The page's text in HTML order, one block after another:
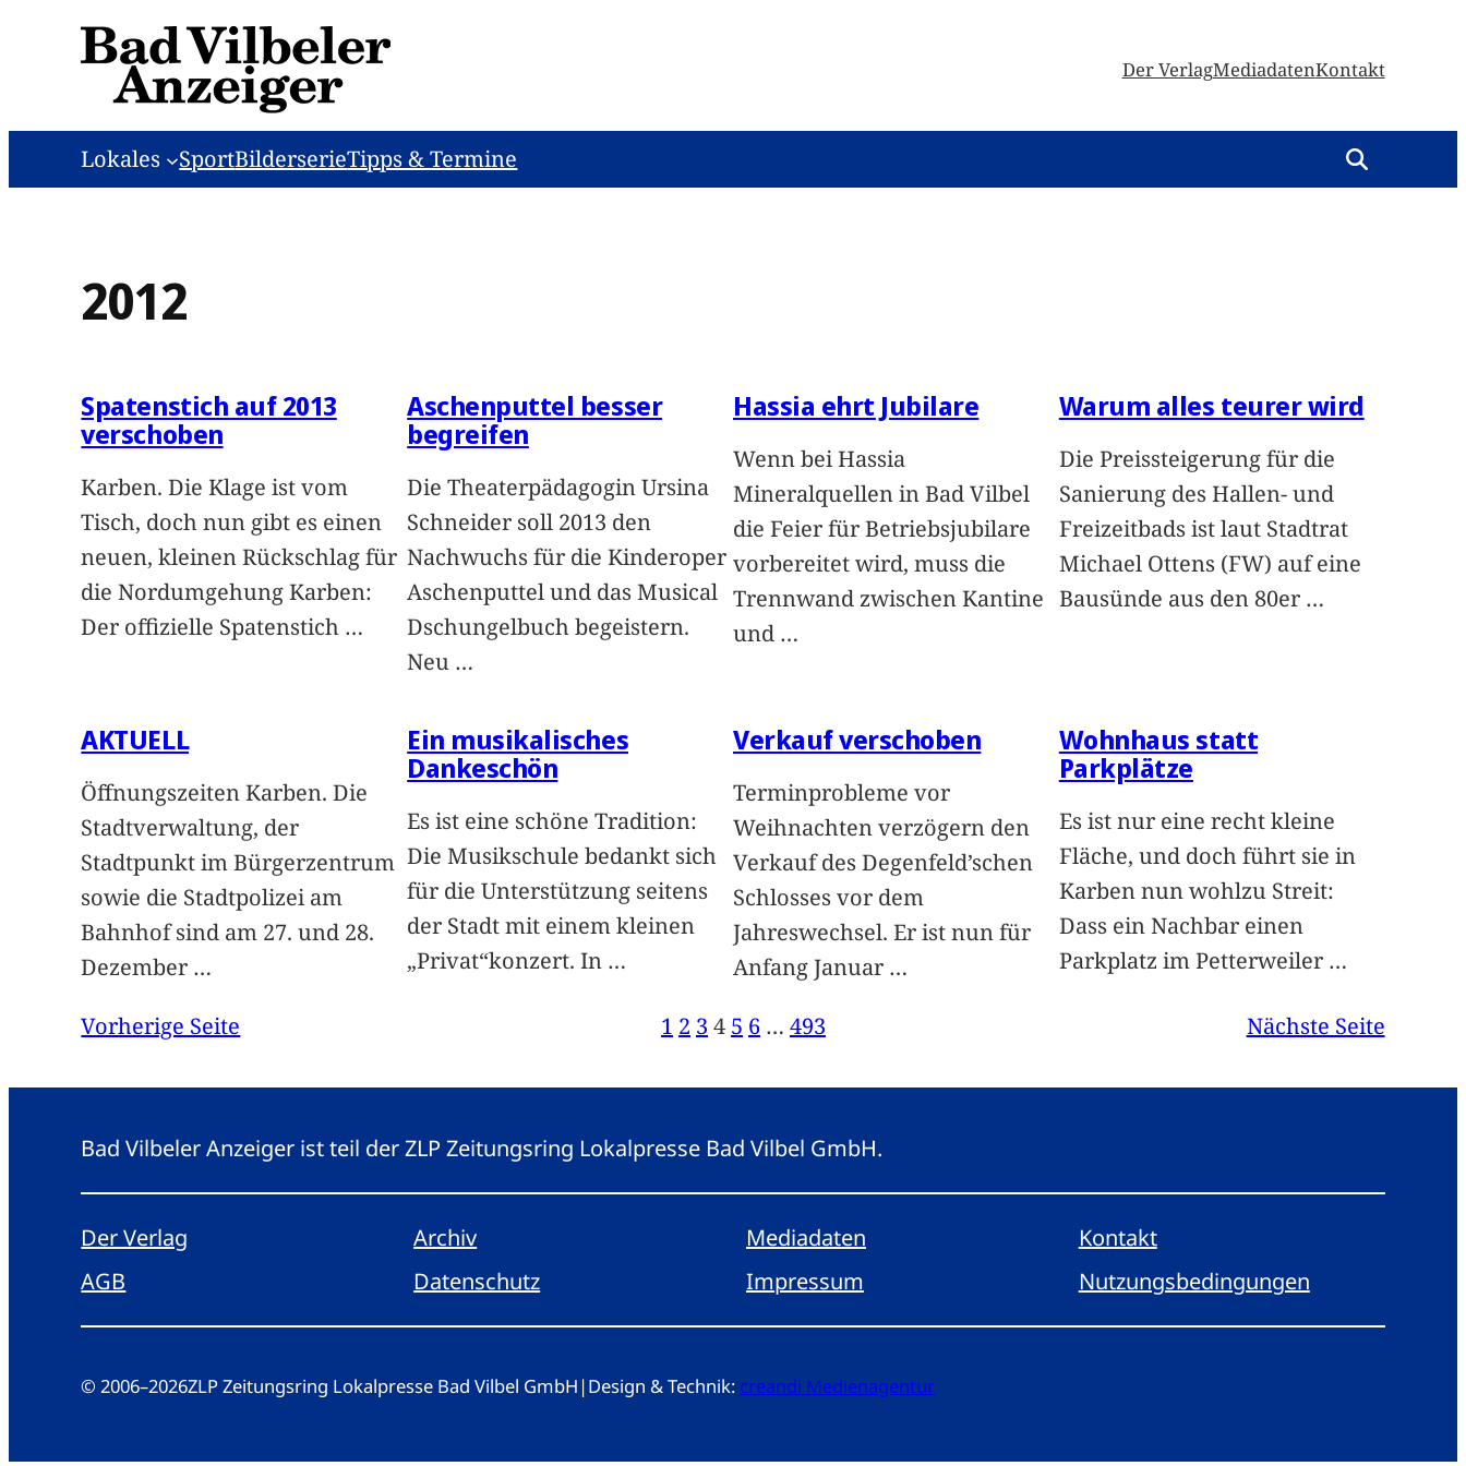
Der VerlagMediadatenKontakt
Lokales SportBilderserieTipps & Termine
2012
Spatenstich auf 2013
verschoben
Karben. Die Klage ist vom
Tisch, doch nun gibt es einen
neuen, kleinen Rückschlag für
die Nordumgehung Karben:
Der offizielle Spatenstich …
Aschenputtel besser
begreifen
Die Theaterpädagogin Ursina
Schneider soll 2013 den
Nachwuchs für die Kinderoper
Aschenputtel und das Musical
Dschungelbuch begeistern.
Neu …
Hassia ehrt Jubilare
Wenn bei Hassia
Mineralquellen in Bad Vilbel
die Feier für Betriebsjubilare
vorbereitet wird, muss die
Trennwand zwischen Kantine
und …
Warum alles teurer wird
Die Preissteigerung für die
Sanierung des Hallen- und
Freizeitbads ist laut Stadtrat
Michael Ottens (FW) auf eine
Bausünde aus den 80er …
AKTUELL
Öffnungszeiten Karben. Die
Stadtverwaltung, der
Stadtpunkt im Bürgerzentrum
sowie die Stadtpolizei am
Bahnhof sind am 27. und 28.
Dezember …
Ein musikalisches
Dankeschön
Es ist eine schöne Tradition:
Die Musikschule bedankt sich
für die Unterstützung seitens
der Stadt mit einem kleinen
„Privat“konzert. In …
Verkauf verschoben
Terminprobleme vor
Weihnachten verzögern den
Verkauf des Degenfeld’schen
Schlosses vor dem
Jahreswechsel. Er ist nun für
Anfang Januar …
Wohnhaus statt
Parkplätze
Es ist nur eine recht kleine
Fläche, und doch führt sie in
Karben nun wohlzu Streit:
Dass ein Nachbar einen
Parkplatz im Petterweiler …
Vorherige Seite 1 2 3 4 5 6 … 493 Nächste Seite
Bad Vilbeler Anzeiger ist teil der ZLP Zeitungsring Lokalpresse Bad Vilbel GmbH.
Der Verlag Archiv Mediadaten
Kontakt
AGB
Datenschutz Impressum Nutzungsbedingungen
© 2006–2026ZLP Zeitungsring Lokalpresse Bad Vilbel GmbH |Design & Technik: creandi Medienagentur